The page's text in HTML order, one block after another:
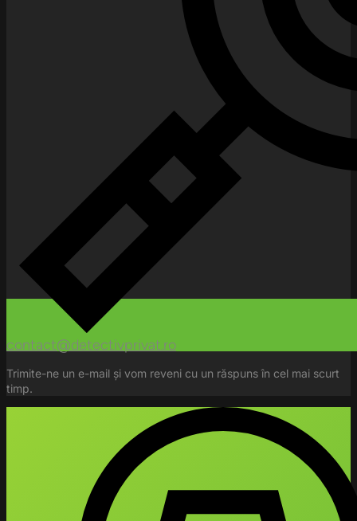
contact@detectivprivat.ro
Trimite-ne un e-mail și vom reveni cu un răspuns în cel mai scurt
timp.